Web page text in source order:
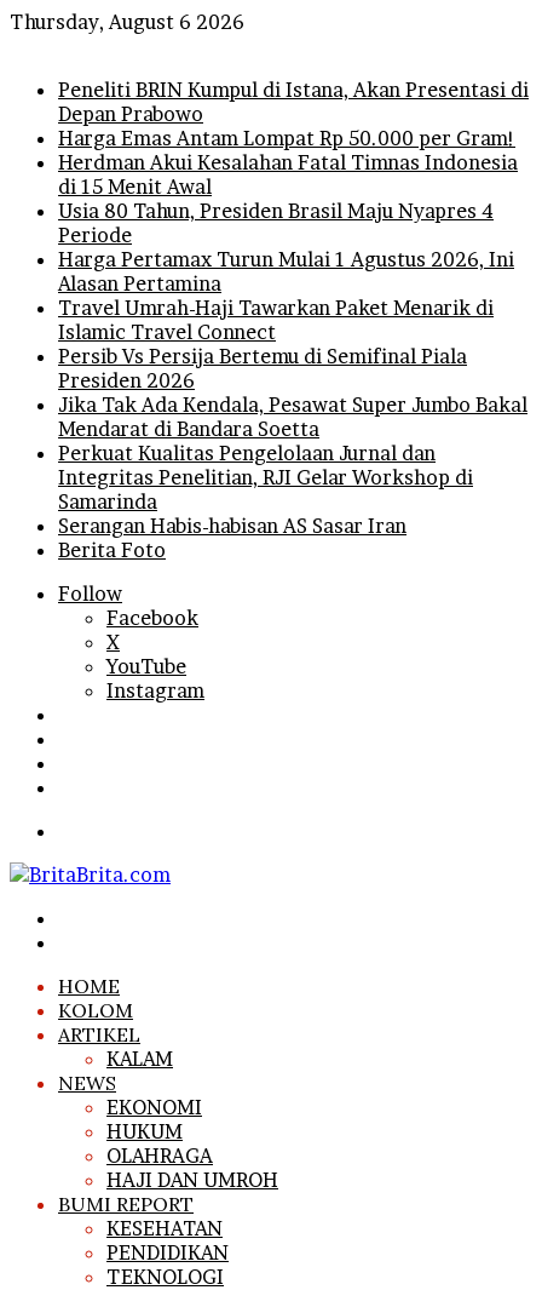
Thursday, August 6 2026
Peneliti BRIN Kumpul di Istana, Akan Presentasi di
Depan Prabowo
Harga Emas Antam Lompat Rp 50.000 per Gram!
Herdman Akui Kesalahan Fatal Timnas Indonesia
di 15 Menit Awal
Usia 80 Tahun, Presiden Brasil Maju Nyapres 4
Periode
Harga Pertamax Turun Mulai 1 Agustus 2026, Ini
Alasan Pertamina
Travel Umrah-Haji Tawarkan Paket Menarik di
Islamic Travel Connect
Persib Vs Persija Bertemu di Semifinal Piala
Presiden 2026
Jika Tak Ada Kendala, Pesawat Super Jumbo Bakal
Mendarat di Bandara Soetta
Perkuat Kualitas Pengelolaan Jurnal dan
Integritas Penelitian, RJI Gelar Workshop di
Samarinda
Serangan Habis-habisan AS Sasar Iran
Berita Foto
Follow
Facebook
X
YouTube
Instagram
HOME
KOLOM
ARTIKEL
KALAM
NEWS
EKONOMI
HUKUM
OLAHRAGA
HAJI DAN UMROH
BUMI REPORT
KESEHATAN
PENDIDIKAN
TEKNOLOGI